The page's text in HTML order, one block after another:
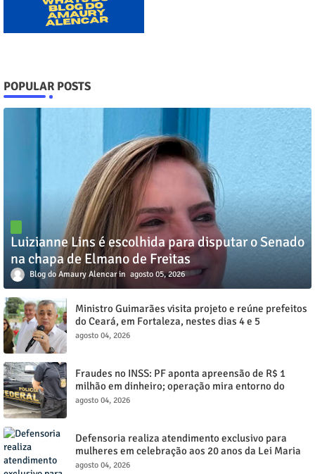
POPULAR POSTS
Luizianne Lins é escolhida para disputar o Senado
na chapa de Elmano de Freitas
Blog do Amaury Alencar agosto 05, 2026
Ministro Guimarães visita projeto e reúne prefeitos
do Ceará, em Fortaleza, nestes dias 4 e 5
agosto 04, 2026
Fraudes no INSS: PF aponta apreensão de R$ 1
milhão em dinheiro; operação mira entorno do
senador Weverton Rocha
agosto 04, 2026
Defensoria realiza atendimento exclusivo para
mulheres em celebração aos 20 anos da Lei Maria
da Penha, nos dias (4) e (5), de agosto em Juazeiro
agosto 04, 2026